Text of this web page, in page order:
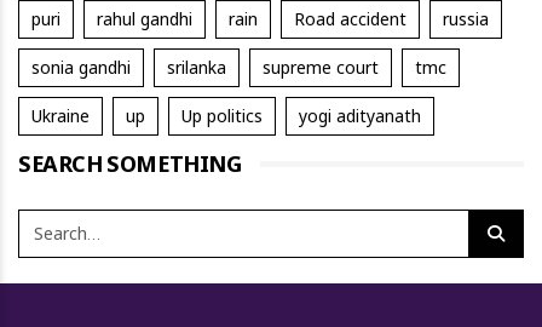
puri rahul gandhi rain Road accident russia
sonia gandhi srilanka supreme court tmc
Ukraine up Up politics yogi adityanath
SEARCH SOMETHING